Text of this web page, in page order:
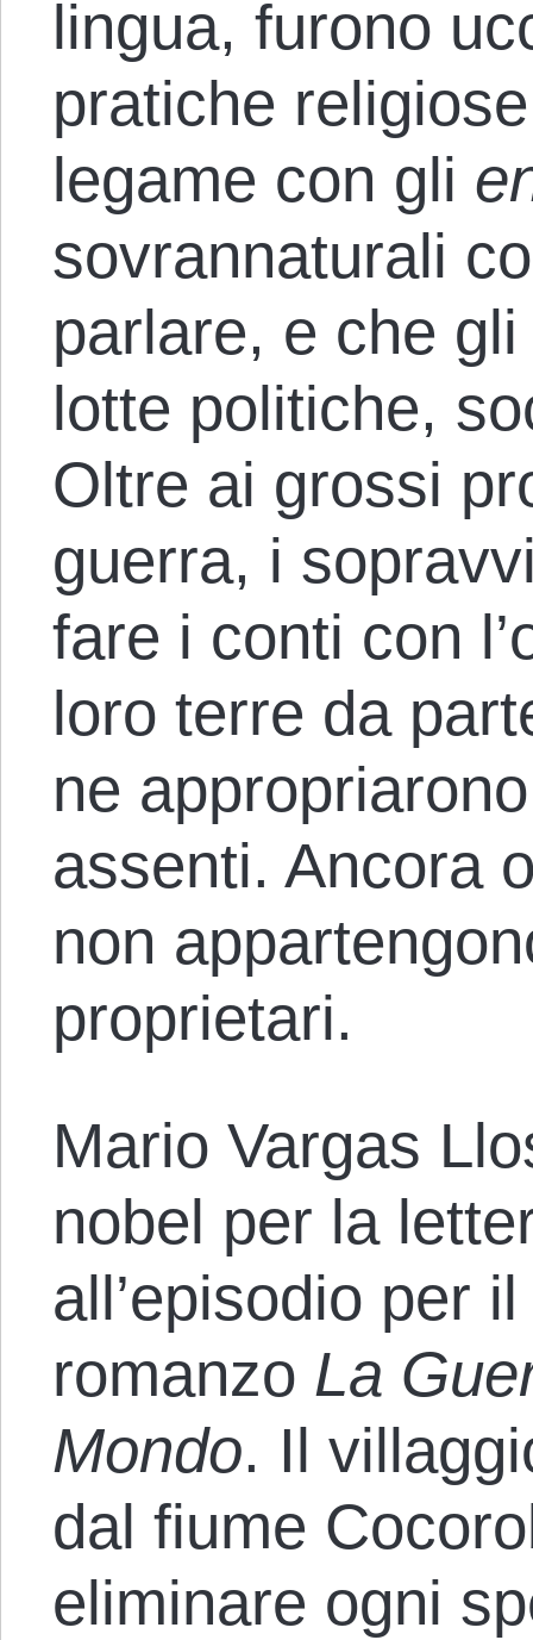
lingua, furono
pratiche
legame con gli
sovrannaturali
parlare, e che
lotte politiche,
Oltre ai grossi
guerra, i
fare i conti con
loro terre da
ne
assenti. Ancora
non
proprietari.
Mario Vargas
nobel per la
all’episodio per
romanzo La
Mondo. Il
dal fiume
eliminare ogni